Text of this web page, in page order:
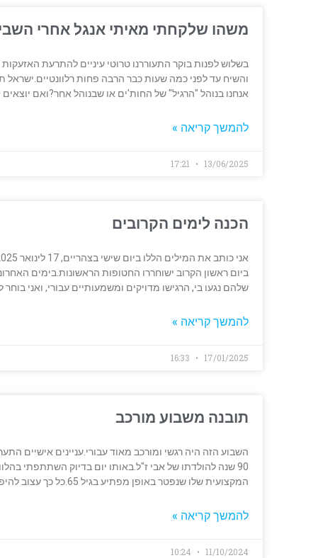
משהו שלקחתי מאיתי אנגל אחרי
בשלוש לפנות בוקר התעוררנו טרוטי עיניים להתרעת
והשיח עד לפני כמה שעות כבר הרבה פחות
אנחנו בנוהל "הרגיל" של החות'ים או שבנוהל אחר?ואם
להמשך קריאה »
13/06/2025
הכנה לימים הקרובים
ביום ראשון הקרוב ישוחררו החטופות הראשונות.בימים
שלהם נגעו בי, הרגישו מדויקים ומשמעותיים עבורי, ואני
להמשך קריאה »
17/01/2025
תובנה משבוע מורכב
90 שנה להולדתו של אבי ז"ל.באותו יום בדיוק השתתפתי
המקצועית שלו שנפטר באופן מפתיע בגיל 65.כל כך עצוב להיפרד ממישהו
להמשך קריאה »
11/10/2024